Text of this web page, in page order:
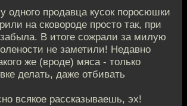
одного продавца кусок поросюшки
на сковороде просто так, при
В итоге сожрали за милую
не заметили! Недавно
же (вроде) мяса - только
делать, даже отбивать
всякое рассказываешь, эх!